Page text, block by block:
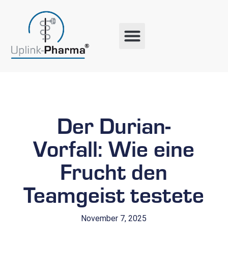
Der Durian-
Vorfall: Wie eine
Frucht den
Teamgeist testete
November 7, 2025